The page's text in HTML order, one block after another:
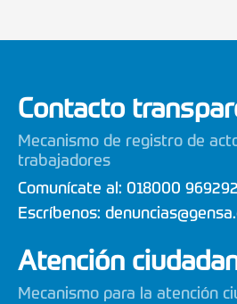
Contacto
Mecanismo de registro de
trabajadores
Comunícate al: 018000 969292
Escríbenos:
Atención
Mecanismo para la atención